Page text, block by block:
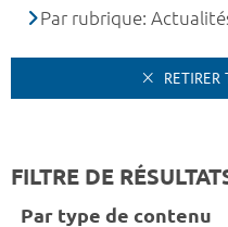
Par rubrique:
RETIRER
FILTRE DE
Par type de contenu